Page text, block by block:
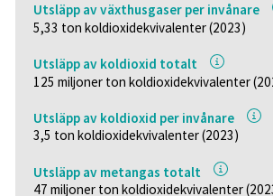
Utsläpp av växthusgaser per invånare
5,33 ton koldioxidekvivalenter (2023)
Utsläpp av koldioxid totalt
125 miljoner ton koldioxidekvivalenter
Utsläpp av koldioxid per invånare
3,5 ton koldioxidekvivalenter (2023)
Utsläpp av metangas totalt
47 miljoner ton koldioxidekvivalenter